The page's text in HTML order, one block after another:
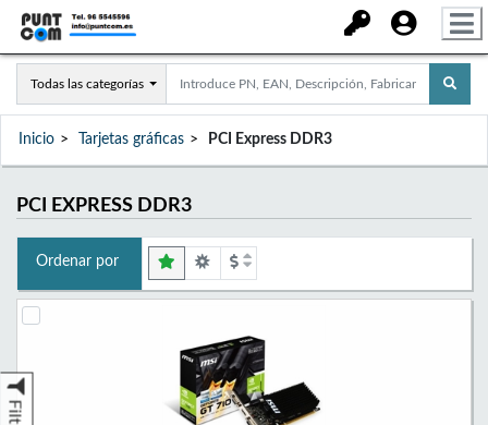
Todas las categorías
Inicio Tarjetas gráficas PCI Express DDR3
PCI EXPRESS DDR3
Ordenar por